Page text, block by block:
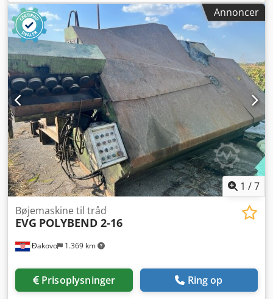
- 30 stk./min Effekt - 3,5 kW
Annoncer
1 /7
Đakovo 1.369 km
Bøjemaskine til tråd
EVG POLYBEND 2-16
Prisoplysninger Ring op